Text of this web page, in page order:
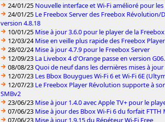
24/01/25 Nouvelle interface et Wi-Fi amélioré pour
24/01/25 Le Freebox Server des Freebox
version 4.8.18
10/01/25 Mise à jour 3.6.0 pour le player de la
12/03/24Mise en veille plus rapide des Freebox
28/02/24Mise à jour 4.7.9 pour le Freebox Server
12/09/23 La Livebox 4 d'Orange passe en version
08/08/23Quoi de neuf dans les dernières mises à
12/07/23 Les Bbox Bouygues Wi-Fi 6 et Wi-Fi 6E
12/07/23 Le Freebox Player Révolution supporte à
SMBv2
23/06/23 Mise à jour 1.4.0 avec Apple TV+ pour le
07/06/23 Mise à jour des Bbox Wi-Fi 6 du forfait FTTH
07/06/23 Mise à jour 1.9.15 du Répéteur Wi-Fi Free